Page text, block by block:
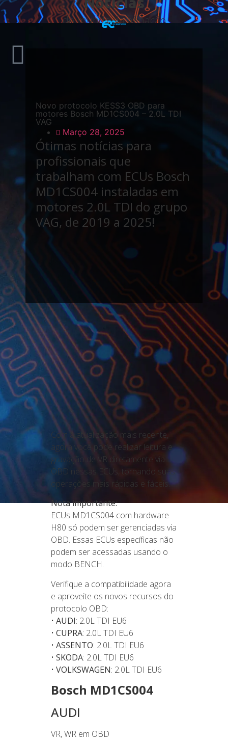
do mundo da afinação
Novo protocolo KESS3 OBD para
motores Bosch MD1CS004 – 2.0L TDI
VAG
Março 28, 2025
Ótimas notícias para
profissionais que
trabalham com ECUs Bosch
MD1CS004 instaladas em
motores 2.0L TDI do grupo
VAG, de 2019 a 2025!
Com a atualização mais recente,
agora você pode realizar leitura e
gravação de VR diretamente via
OBD nessas ECUs, tornando suas
operações mais rápidas e fáceis.
Nota importante:
ECUs MD1CS004 com hardware
H80 só podem ser gerenciadas via
OBD. Essas ECUs específicas não
podem ser acessadas usando o
modo BENCH.
Verifique a compatibilidade agora
e aproveite os novos recursos do
protocolo OBD:
• AUDI: 2.0L TDI EU6
• CUPRA: 2.0L TDI EU6
• ASSENTO: 2.0L TDI EU6
• SKODA: 2.0L TDI EU6
• VOLKSWAGEN: 2.0L TDI EU6
Bosch MD1CS004
AUDI
VR, WR em OBD